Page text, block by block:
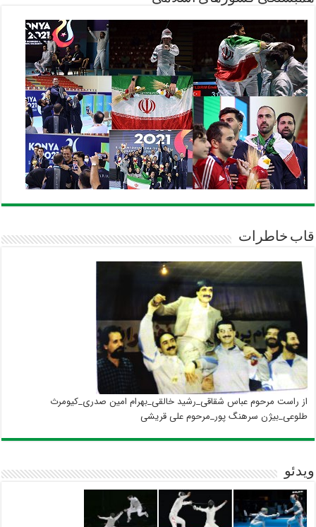
قاب خاطرات
از راست مرحوم عباس شقاقی_رشید خالقی_بهرام امین صدری_کیومرث
طلوعی_بیژن سرهنگ پور_مرحوم علی قریشی
ویدئو